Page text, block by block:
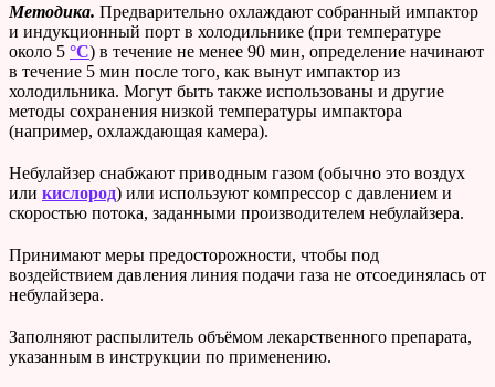
Методика. Предварительно охлаждают собранный импактор
и индукционный порт в холодильнике (при температуре
около 5 °C) в течение не менее 90 мин, определение начинают
в течение 5 мин после того, как вынут импактор из
холодильника. Могут быть также использованы и другие
методы сохранения низкой температуры импактора
(например, охлаждающая камера).
Небулайзер снабжают приводным газом (обычно это воздух
или кислород) или используют компрессор с давлением и
скоростью потока, заданными производителем небулайзера.
Принимают меры предосторожности, чтобы под
воздействием давления линия подачи газа не отсоединялась от
небулайзера.
Заполняют распылитель объёмом лекарственного препарата,
указанным в инструкции по применению.